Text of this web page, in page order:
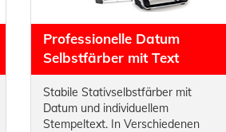
Professionelle Datum
Selbstfärber mit Text
Stabile Stativselbstfärber mit
Datum und individuellem
Stempeltext. In Verschiedenen